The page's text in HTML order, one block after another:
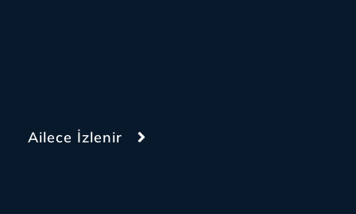
Ailece İzlenir